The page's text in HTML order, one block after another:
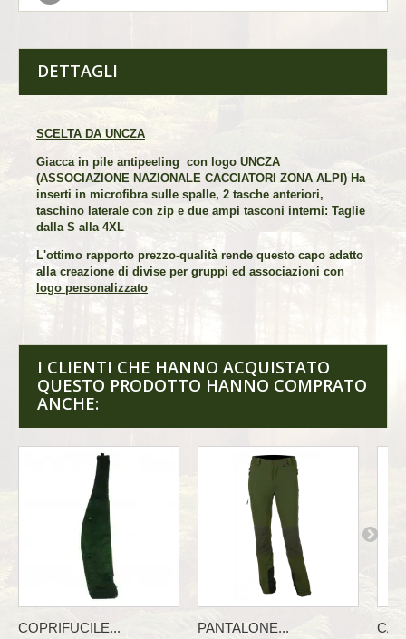
DETTAGLI
SCELTA DA UNCZA
Giacca in pile antipeeling con logo UNCZA
(ASSOCIAZIONE NAZIONALE CACCIATORI ZONA ALPI) Ha
inserti in microfibra sulle spalle, 2 tasche anteriori,
taschino laterale con zip e due ampi tasconi interni: Taglie
dalla S alla 4XL
L'ottimo rapporto prezzo-qualità rende questo capo adatto
alla creazione di divise per gruppi ed associazioni con
logo personalizzato
I CLIENTI CHE HANNO ACQUISTATO
QUESTO PRODOTTO HANNO COMPRATO
ANCHE:
COPRIFUCILE... PANTALONE...